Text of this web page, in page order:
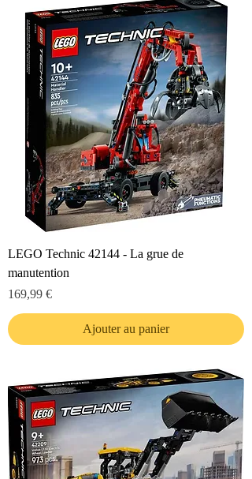
LEGO Technic 42144 - La grue de
manutention
Prix
169,99 €
Ajouter au panier